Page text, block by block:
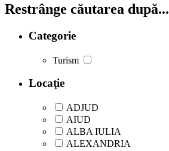
Restrânge căutarea după...
Categorie
Turism
Locaţie
ADJUD
AIUD
ALBA IULIA
ALEXANDRIA